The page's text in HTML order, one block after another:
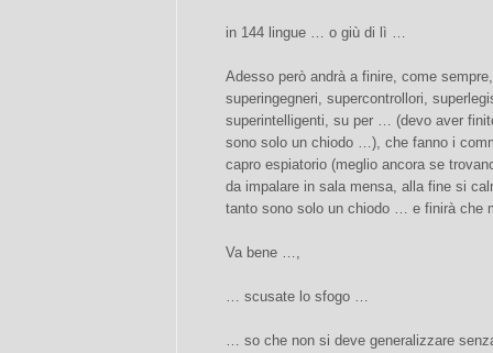
in 144 lingue … o giù di lì …
Adesso però andrà a finire, come
superingegneri, supercontrollori,
superintelligenti, su per … (devo aver
sono solo un chiodo …), che fanno i
capro espiatorio (meglio ancora se
da impalare in sala mensa, alla fine si
tanto sono solo un chiodo … e finirà che
Va bene …,
… scusate lo sfogo …
… so che non si deve generalizzare